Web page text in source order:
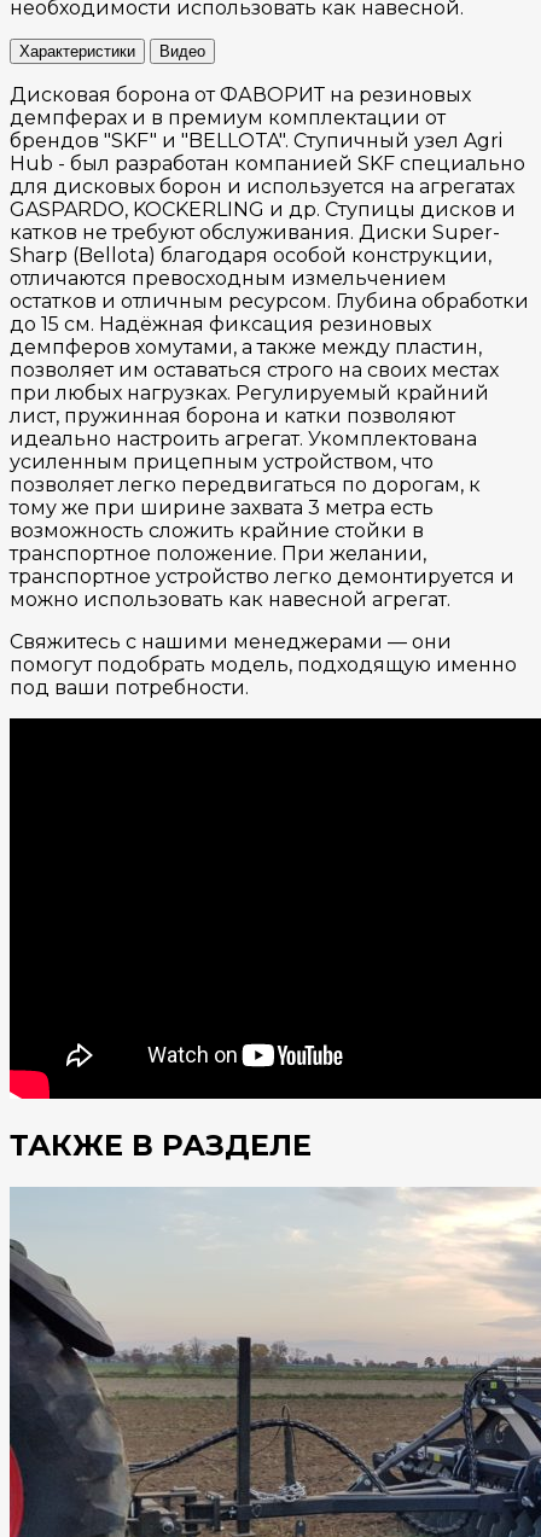
необходимости использовать как навесной.
Характеристики Видео
Дисковая борона от ФАВОРИТ на резиновых
демпферах и в премиум комплектации от
брендов "SKF" и "BELLOTA". Ступичный узел Agri
Hub - был разработан компанией SKF специально
для дисковых борон и используется на агрегатах
GASPARDO, KOCKERLING и др. Ступицы дисков и
катков не требуют обслуживания. Диски Super-
Sharp (Bellota) благодаря особой конструкции,
отличаются превосходным измельчением
остатков и отличным ресурсом. Глубина обработки
до 15 см. Надёжная фиксация резиновых
демпферов хомутами, а также между пластин,
позволяет им оставаться строго на своих местах
при любых нагрузках. Регулируемый крайний
лист, пружинная борона и катки позволяют
идеально настроить агрегат. Укомплектована
усиленным прицепным устройством, что
позволяет легко передвигаться по дорогам, к
тому же при ширине захвата 3 метра есть
возможность сложить крайние стойки в
транспортное положение. При желании,
транспортное устройство легко демонтируется и
можно использовать как навесной агрегат.
Свяжитесь с нашими менеджерами — они
помогут подобрать модель, подходящую именно
под ваши потребности.
ТАКЖЕ В РАЗДЕЛЕ